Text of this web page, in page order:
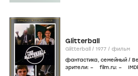
Glitterball
Glitterball / 1977 / фильм
фантастика, семейный /
зрители: – film.ru: –